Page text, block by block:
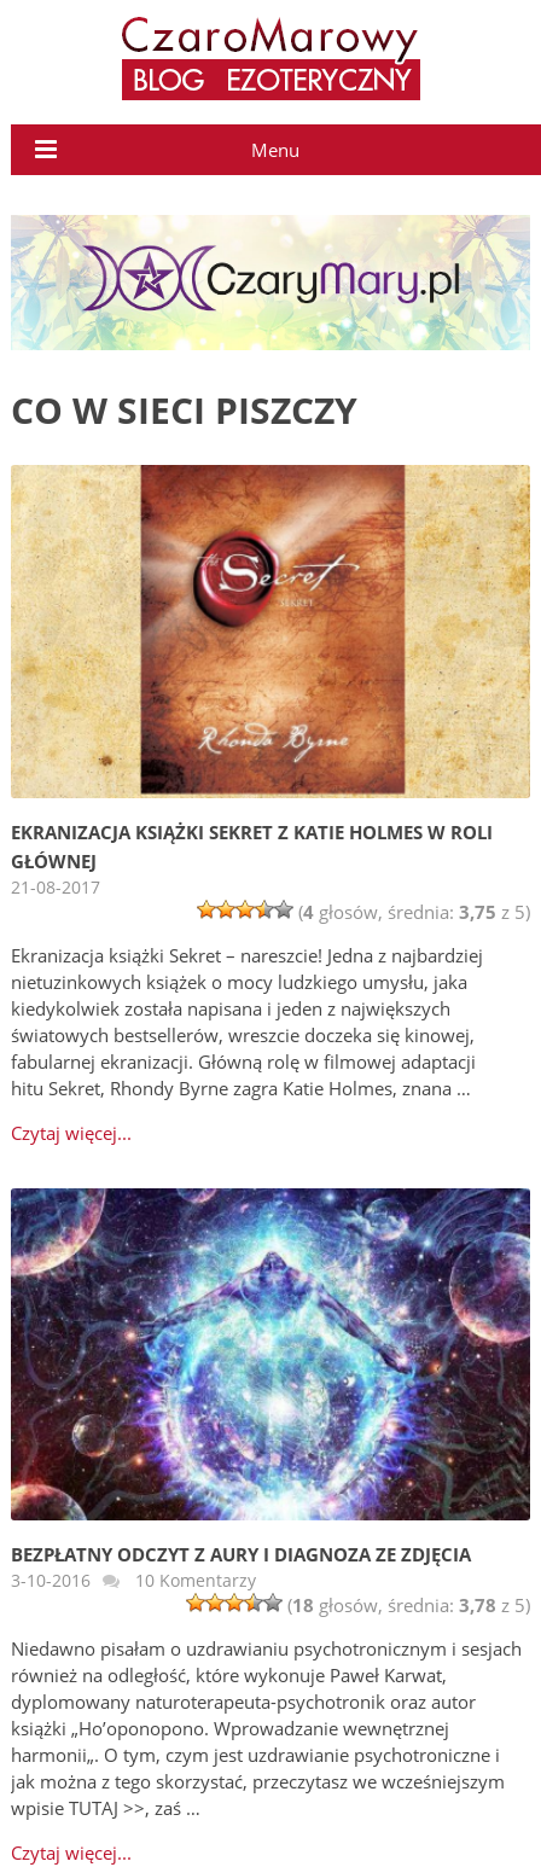
Menu
CO W SIECI PISZCZY
EKRANIZACJA KSIĄŻKI SEKRET Z KATIE HOLMES W ROLI
GŁÓWNEJ
21-08-2017
(4głosów, średnia: 3,75 z 5)
Ekranizacja książki Sekret – nareszcie! Jedna z najbardziej
nietuzinkowych książek o mocy ludzkiego umysłu, jaka
kiedykolwiek została napisana i jeden z największych
światowych bestsellerów, wreszcie doczeka się kinowej,
fabularnej ekranizacji. Główną rolę w filmowej adaptacji
hitu Sekret, Rhondy Byrne zagra Katie Holmes, znana …
Czytaj więcej...
BEZPŁATNY ODCZYT Z AURY I DIAGNOZA ZE ZDJĘCIA
3-10-2016 10 Komentarzy
(18 głosów, średnia: 3,78 z 5)
Niedawno pisałam o uzdrawianiu psychotronicznym i sesjach
również na odległość, które wykonuje Paweł Karwat,
dyplomowany naturoterapeuta-psychotronik oraz autor
książki „Ho’oponopono. Wprowadzanie wewnętrznej
harmonii„. O tym, czym jest uzdrawianie psychotroniczne i
jak można z tego skorzystać, przeczytasz we wcześniejszym
wpisie TUTAJ >>, zaś …
Czytaj więcej...